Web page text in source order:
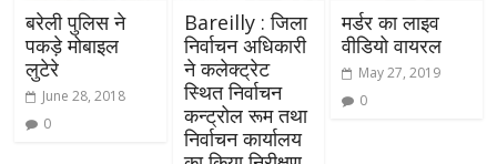
बरेली पुलिस ने
पकड़े मोबाइल
लुटेरे
June 28, 2018
0
Bareilly : जिला
निर्वाचन अधिकारी
ने कलेक्ट्रेट
स्थित निर्वाचन
कन्ट्रोल रूम तथा
निर्वाचन कार्यालय
मर्डर का लाइव
वीडियो वायरल
May 27, 2019
0